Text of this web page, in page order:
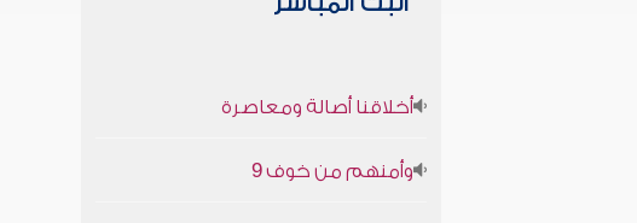
أخلاقنا أصالة ومعاصرة
وأمنهم من خوف 9